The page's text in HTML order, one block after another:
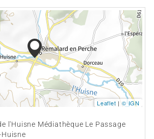
Leaflet |© IGN
l'Huisne Médiathèque Le Passage